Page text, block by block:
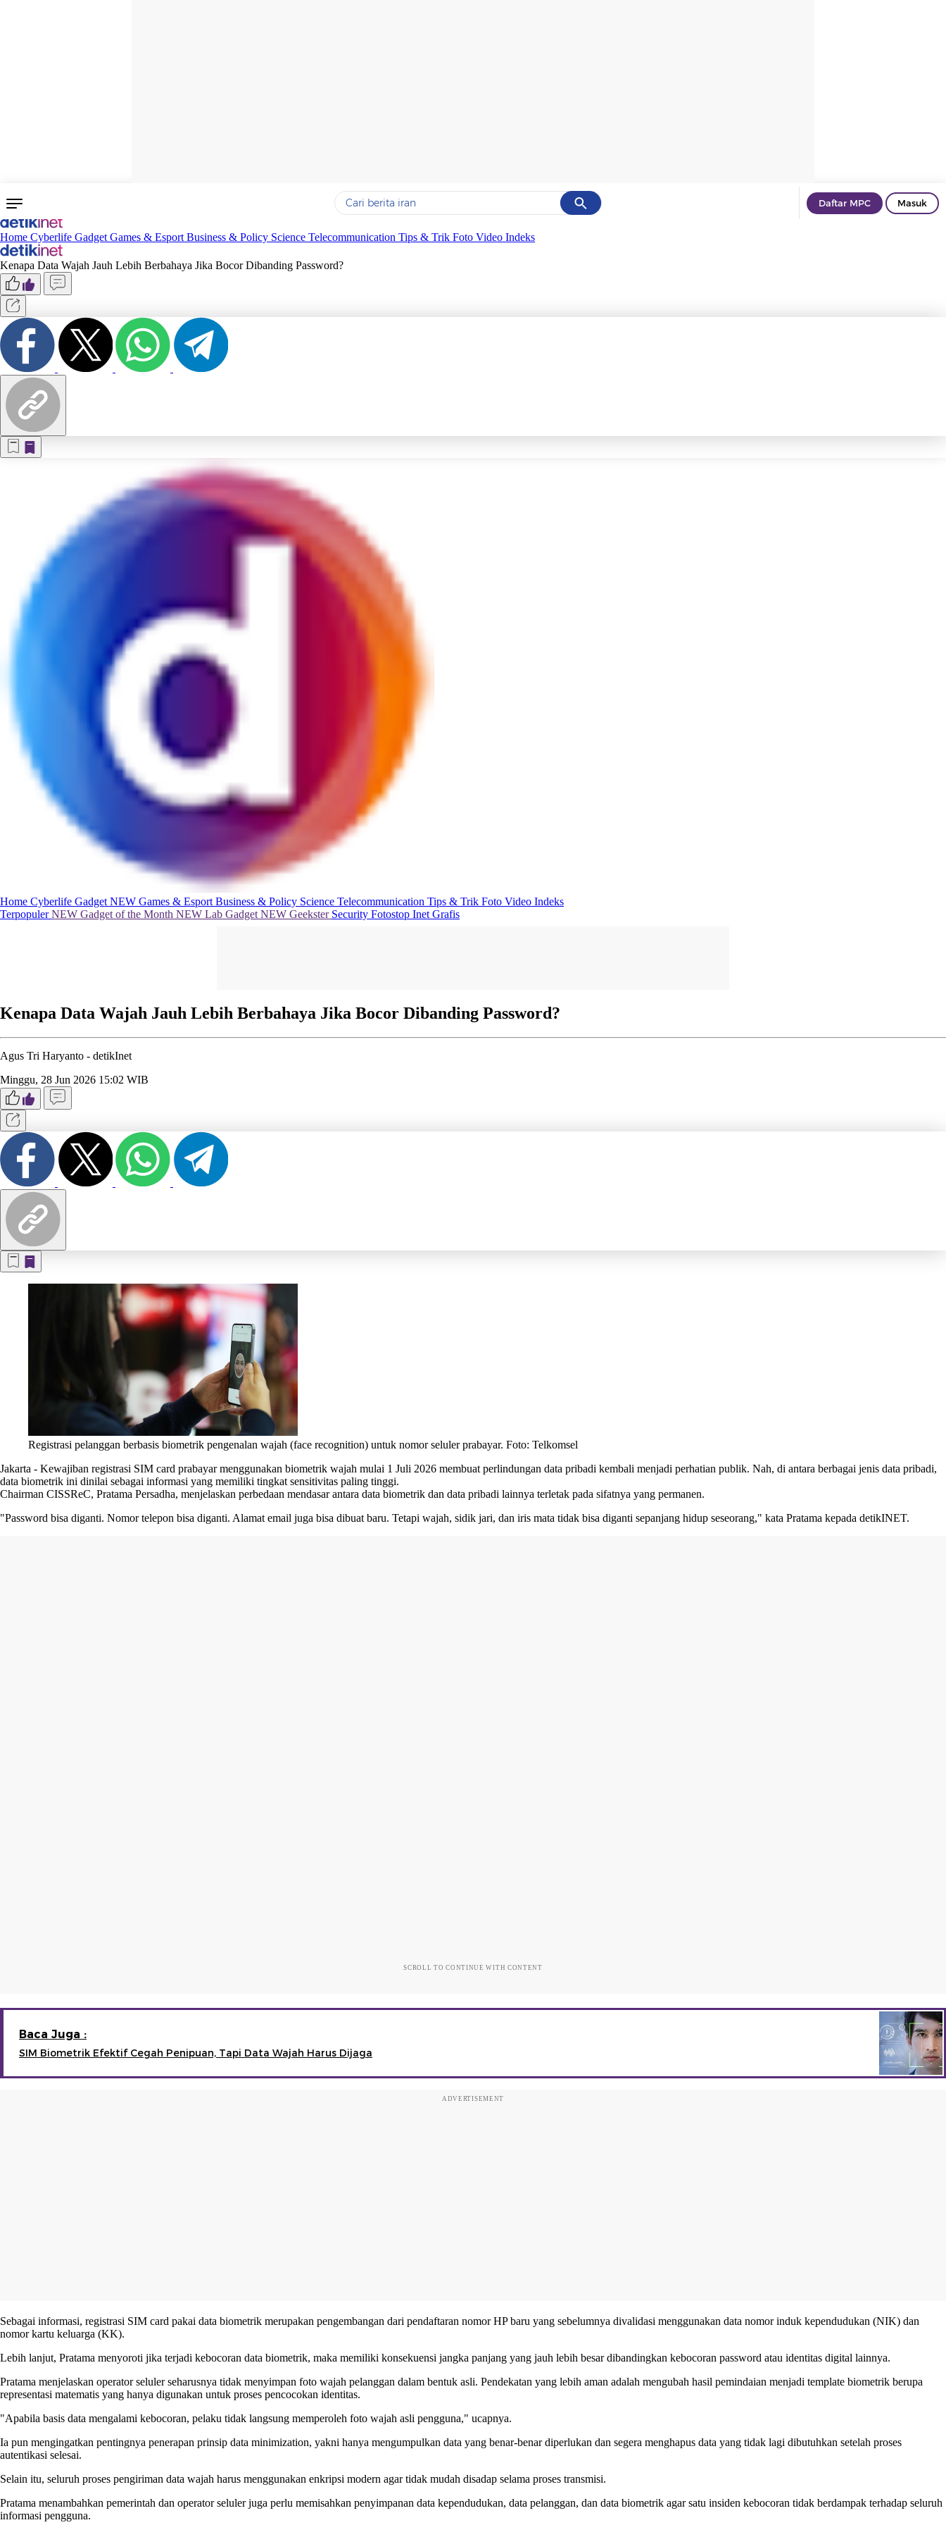
Cancel
Yang sedang ramai dicari
#1
Terakhir yang dicari
Daftar MPC Masuk
Home Cyberlife Gadget Games & Esport Business & Policy Science Telecommunication Tips & Trik Foto Video Indeks
Kenapa Data Wajah Jauh Lebih Berbahaya Jika Bocor Dibanding Password?
Home Cyberlife Gadget NEW Games & Esport Business & Policy Science Telecommunication Tips & Trik Foto Video Indeks
TerpopulerNEW Gadget of the Month NEW Lab Gadget NEW Geekster Security Fotostop Inet Grafis
Kenapa Data Wajah Jauh Lebih Berbahaya Jika Bocor Dibanding Password?
Agus Tri Haryanto - detikInet
Minggu, 28 Jun 2026 15:02 WIB
Registrasi pelanggan berbasis biometrik pengenalan wajah (face recognition) untuk nomor seluler prabayar. Foto: Telkomsel
Jakarta - Kewajiban registrasi SIM card prabayar menggunakan biometrik wajah mulai 1 Juli 2026 membuat perlindungan data pribadi kembali menjadi perhatian publik. Nah, di antara berbagai jenis data pribadi,
data biometrik ini dinilai sebagai informasi yang memiliki tingkat sensitivitas paling tinggi.
Chairman CISSReC, Pratama Persadha, menjelaskan perbedaan mendasar antara data biometrik dan data pribadi lainnya terletak pada sifatnya yang permanen.
"Password bisa diganti. Nomor telepon bisa diganti. Alamat email juga bisa dibuat baru. Tetapi wajah, sidik jari, dan iris mata tidak bisa diganti sepanjang hidup seseorang," kata Pratama kepada detikINET.
SCROLL TO CONTINUE WITH CONTENT
Baca Juga :
SIM Biometrik Efektif Cegah Penipuan, Tapi Data Wajah Harus Dijaga
ADVERTISEMENT
Sebagai informasi, registrasi SIM card pakai data biometrik merupakan pengembangan dari pendaftaran nomor HP baru yang sebelumnya divalidasi menggunakan data nomor induk kependudukan (NIK) dan
nomor kartu keluarga (KK).
Lebih lanjut, Pratama menyoroti jika terjadi kebocoran data biometrik, maka memiliki konsekuensi jangka panjang yang jauh lebih besar dibandingkan kebocoran password atau identitas digital lainnya.
Pratama menjelaskan operator seluler seharusnya tidak menyimpan foto wajah pelanggan dalam bentuk asli. Pendekatan yang lebih aman adalah mengubah hasil pemindaian menjadi template biometrik berupa
representasi matematis yang hanya digunakan untuk proses pencocokan identitas.
"Apabila basis data mengalami kebocoran, pelaku tidak langsung memperoleh foto wajah asli pengguna," ucapnya.
Ia pun mengingatkan pentingnya penerapan prinsip data minimization, yakni hanya mengumpulkan data yang benar-benar diperlukan dan segera menghapus data yang tidak lagi dibutuhkan setelah proses
autentikasi selesai.
Selain itu, seluruh proses pengiriman data wajah harus menggunakan enkripsi modern agar tidak mudah disadap selama proses transmisi.
Pratama menambahkan pemerintah dan operator seluler juga perlu memisahkan penyimpanan data kependudukan, data pelanggan, dan data biometrik agar satu insiden kebocoran tidak berdampak terhadap seluruh
informasi pengguna.